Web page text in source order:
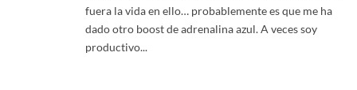
fuera la vida en ello… probablemente es que me ha
dado otro boost de adrenalina azul. A veces soy
productivo...